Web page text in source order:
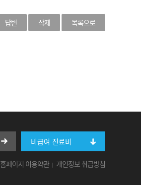
답변 삭제 목록으로
비급여 진료비
홈페이지 이용약관 | 개인정보 취급방침